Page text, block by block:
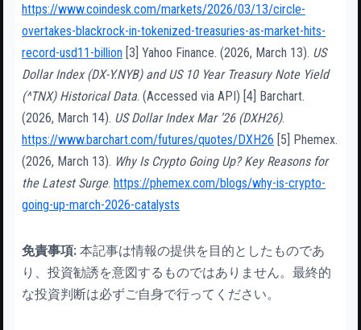
https://www.coindesk.com/markets/2026/03/13/circle-
overtakes-blackrock-in-tokenized-treasuries-as-market-hits-
record-usd11-billion [3] Yahoo Finance. (2026, March 13). US
Dollar Index (DX-Y.NYB) and US 10 Year Treasury Note Yield
(^TNX) Historical Data. (Accessed via API) [4] Barchart.
(2026, March 14). US Dollar Index Mar ’26 (DXH26).
https://www.barchart.com/futures/quotes/DXH26 [5] Phemex.
(2026, March 13). Why Is Crypto Going Up? Key Reasons for
the Latest Surge. https://phemex.com/blogs/why-is-crypto-
going-up-march-2026-catalysts
免責事項: 本記事は情報の提供を目的としたものであ
り、投資勧誘を意図するものではありません。最終的
な投資判断は必ずご自身で行ってください。